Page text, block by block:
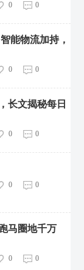
0 0
能物流加持，
0 0
长文揭秘每日
0 0
0 0
马圈地千万
0 0